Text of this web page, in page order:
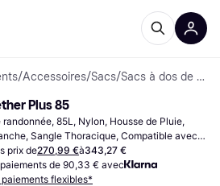
/Accessoires/Sacs/ Sacs à dos de randonnée
Plus 85
randonnée, 85L, Nylon, Housse de Pluie,
Sangle Thoracique, Compatible avec
prix de270,99 €à343,27 €
de 90,33 € avec
paiements flexibles*